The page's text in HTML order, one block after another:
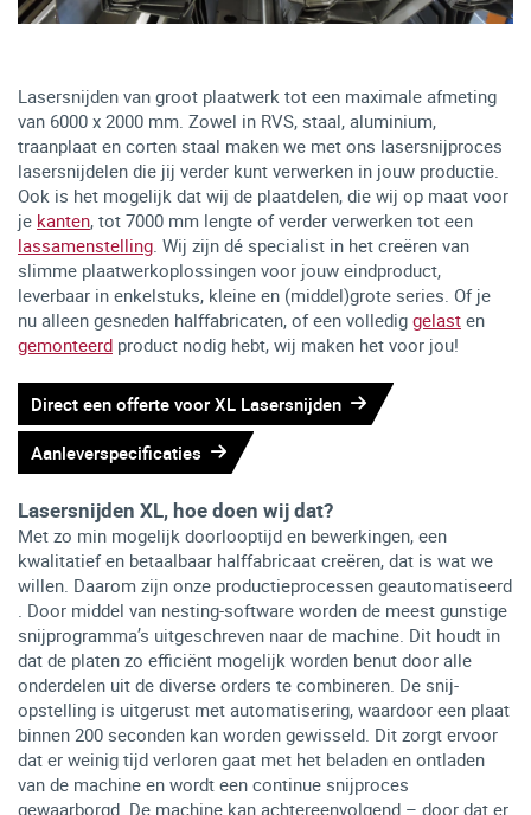
Lasersnijden van groot plaatwerk tot een maximale afmeting
van 6000 x 2000 mm. Zowel in RVS, staal, aluminium,
traanplaat en corten staal maken we met ons lasersnijproces
lasersnijdelen die jij verder kunt verwerken in jouw productie.
Ook is het mogelijk dat wij de plaatdelen, die wij op maat voor
je kanten, tot 7000 mm lengte of verder verwerken tot een
lassamenstelling. Wij zijn dé specialist in het creëren van
slimme plaatwerkoplossingen voor jouw eindproduct,
leverbaar in enkelstuks, kleine en (middel)grote series. Of je
nu alleen gesneden halffabricaten, of een volledig gelast en
gemonteerd product nodig hebt, wij maken het voor jou!
Direct een offerte voor XL Lasersnijden
Aanleverspecificaties
Lasersnijden XL, hoe doen wij dat?
Met zo min mogelijk doorlooptijd en bewerkingen, een
kwalitatief en betaalbaar halffabricaat creëren, dat is wat we
willen. Daarom zijn onze productieprocessen geautomatiseerd
. Door middel van nesting-software worden de meest gunstige
snijprogramma’s uitgeschreven naar de machine. Dit houdt in
dat de platen zo efficiënt mogelijk worden benut door alle
onderdelen uit de diverse orders te combineren. De snij-
opstelling is uitgerust met automatisering, waardoor een plaat
binnen 200 seconden kan worden gewisseld. Dit zorgt ervoor
dat er weinig tijd verloren gaat met het beladen en ontladen
van de machine en wordt een continue snijproces
gewaarborgd. De machine kan achtereenvolgend – door dat er